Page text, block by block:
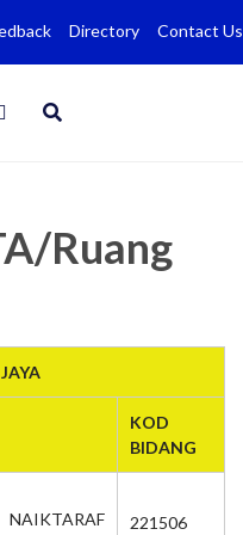
Directory Contact Us
Ruang
KOD
BIDANG
221506